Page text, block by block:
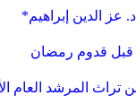
عز الدين إبراهيم*
قبل قدوم رمضان
تراث المرشد العام